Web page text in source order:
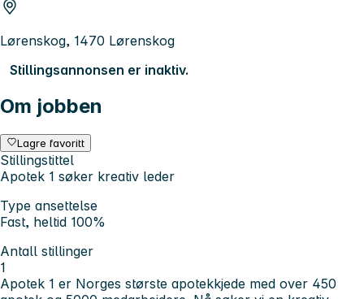
Lørenskog, 1470 Lørenskog
Stillingsannonsen er inaktiv.
Om jobben
Lagre favoritt
Stillingstittel
Apotek 1 søker kreativ leder
Type ansettelse
Fast, heltid 100%
Antall stillinger
1
Apotek 1 er Norges største apotekkjede med over 450